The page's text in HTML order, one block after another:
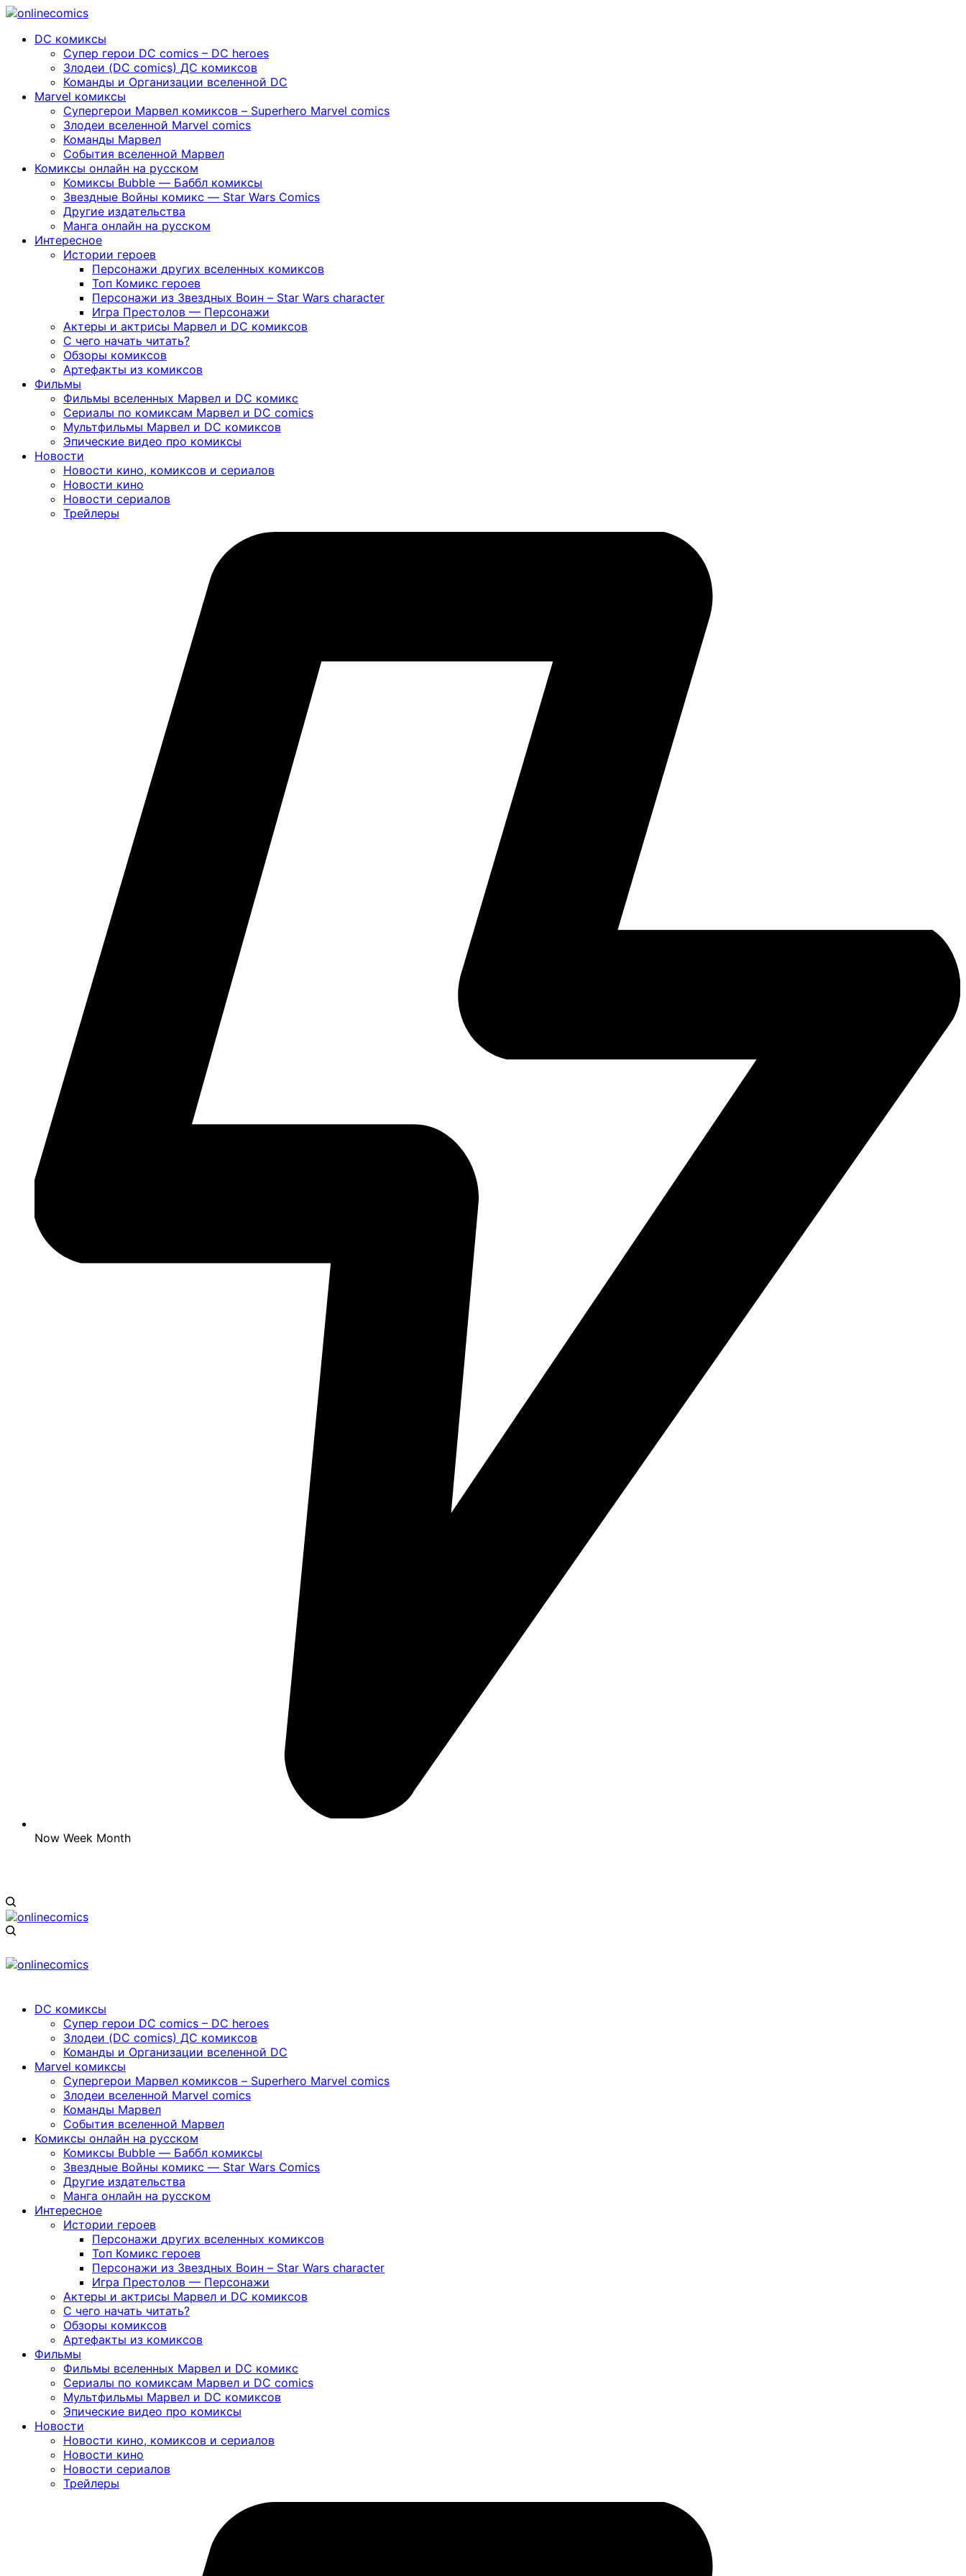
DC комиксы
Cупер герои DC comics – DC heroes
Злодеи (DC comics) ДС комиксов
Команды и Организации вселенной DC
Marvel комиксы
Cупергерои Марвел комиксов – Superhero Marvel comics
Злодеи вселенной Marvel comics
Команды Марвел
События вселенной Марвел
Комиксы онлайн на русском
Комиксы Bubble — Баббл комиксы
Звездные Войны комикс — Star Wars Comics
Другие издательства
Манга онлайн на русском
Интересное
Истории героев
Персонажи других вселенных комиксов
Топ Комикс героев
Персонажи из Звездных Воин – Star Wars character
Игра Престолов — Персонажи
Актеры и актрисы Марвел и DC комиксов
С чего начать читать?
Обзоры комиксов
Артефакты из комиксов
Фильмы
Фильмы вселенных Марвел и DC комикс
Сериалы по комиксам Марвел и DC comics
Мультфильмы Марвел и DC комиксов
Эпические видео про комиксы
Новости
Новости кино, комиксов и сериалов
Новости кино
Новости сериалов
Трейлеры
Now Week Month
DC комиксы
Cупер герои DC comics – DC heroes
Злодеи (DC comics) ДС комиксов
Команды и Организации вселенной DC
Marvel комиксы
Cупергерои Марвел комиксов – Superhero Marvel comics
Злодеи вселенной Marvel comics
Команды Марвел
События вселенной Марвел
Комиксы онлайн на русском
Комиксы Bubble — Баббл комиксы
Звездные Войны комикс — Star Wars Comics
Другие издательства
Манга онлайн на русском
Интересное
Истории героев
Персонажи других вселенных комиксов
Топ Комикс героев
Персонажи из Звездных Воин – Star Wars character
Игра Престолов — Персонажи
Актеры и актрисы Марвел и DC комиксов
С чего начать читать?
Обзоры комиксов
Артефакты из комиксов
Фильмы
Фильмы вселенных Марвел и DC комикс
Сериалы по комиксам Марвел и DC comics
Мультфильмы Марвел и DC комиксов
Эпические видео про комиксы
Новости
Новости кино, комиксов и сериалов
Новости кино
Новости сериалов
Трейлеры